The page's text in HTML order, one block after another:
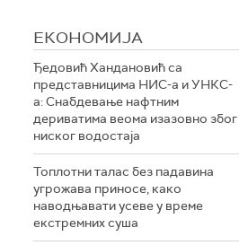
ЕКОНОМИЈА
Ђедовић Хандановић са
представницима НИС-а и УНКС-
а: Снабдевање нафтним
дериватима веома изазовно због
ниског водостаја
Топлотни талас без падавина
угрожава приносе, како
наводњавати усеве у време
екстремних суша